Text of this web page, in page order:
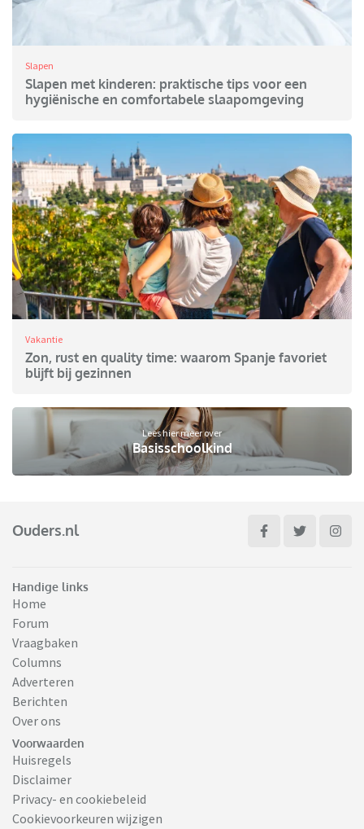
Slapen
Slapen met kinderen: praktische tips voor een
hygiënische en comfortabele slaapomgeving
Vakantie
Zon, rust en quality time: waarom Spanje favoriet
blijft bij gezinnen
Lees hier meer over
Basisschoolkind
Ouders.nl
Handige links
Home
Forum
Vraagbaken
Columns
Adverteren
Berichten
Over ons
Voorwaarden
Huisregels
Disclaimer
Privacy- en cookiebeleid
Cookievoorkeuren wijzigen